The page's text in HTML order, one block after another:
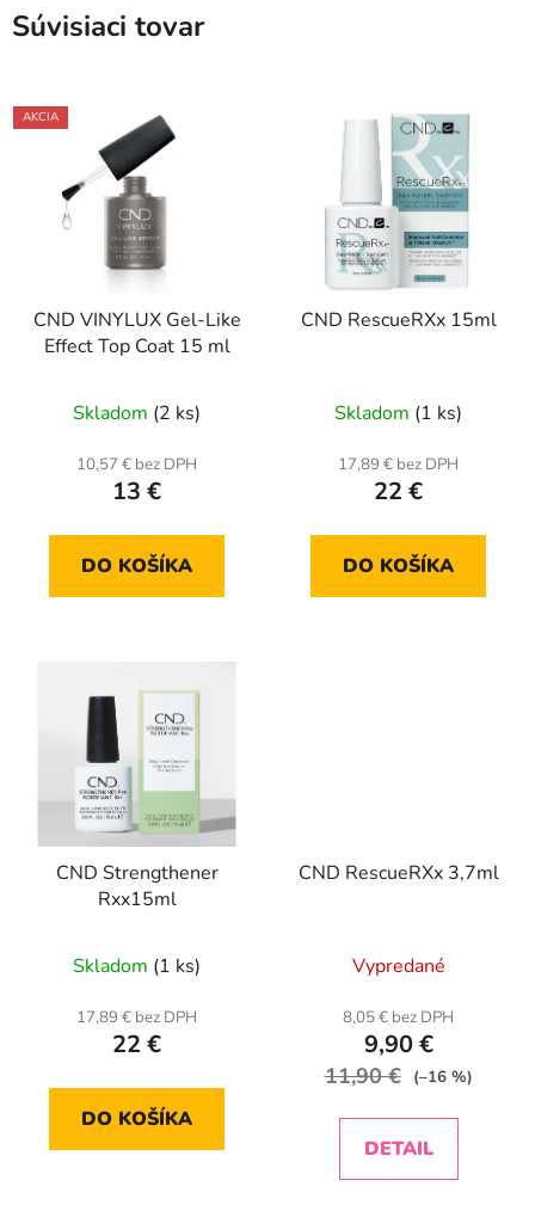
Súvisiaci tovar
AKCIA
CND VINYLUX Gel-Like
Effect Top Coat 15 ml
Skladom (2 ks)
10,57 € bez DPH
13 €
DO KOŠÍKA
CND RescueRXx 15ml
Skladom (1 ks)
17,89 € bez DPH
22 €
DO KOŠÍKA
CND Strengthener
Rxx15ml
Skladom (1 ks)
17,89 € bez DPH
22 €
DO KOŠÍKA
CND RescueRXx 3,7ml
hodnotenie
produktu
je
5,0
5
Vypredané
8,05 € bez DPH
9,90 €
11,90 € (–16 %)
DETAIL